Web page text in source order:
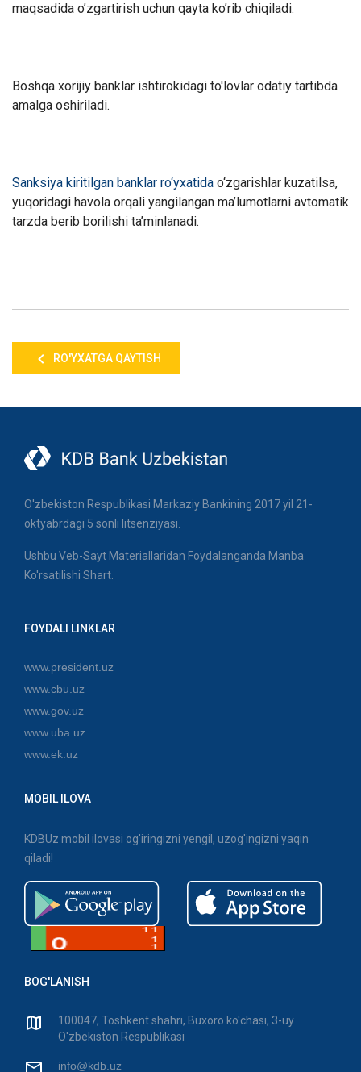
maqsadida o’zgartirish uchun qayta ko’rib chiqiladi.
Boshqa xorijiy banklar ishtirokidagi to'lovlar odatiy tartibda
amalga oshiriladi.
Sanksiya kiritilgan banklar ro‘yxatida o‘zgarishlar kuzatilsa,
yuqoridagi havola orqali yangilangan ma’lumotlarni avtomatik
tarzda berib borilishi ta’minlanadi.
RO'YXATGA QAYTISH
O'zbekiston Respublikasi Markaziy Bankining 2017 yil 21-
oktyabrdagi 5 sonli litsenziyasi.
Ushbu Veb-Sayt Materiallaridan Foydalanganda Manba
Ko'rsatilishi Shart.
FOYDALI LINKLAR
www.president.uz
www.cbu.uz
www.gov.uz
www.uba.uz
www.ek.uz
MOBIL ILOVA
KDBUz mobil ilovasi og'iringizni yengil, uzog'ingizni yaqin
qiladi!
BOG'LANISH
100047, Toshkent shahri, Buxoro ko'chasi, 3-uy
O'zbekiston Respublikasi
info@kdb.uz